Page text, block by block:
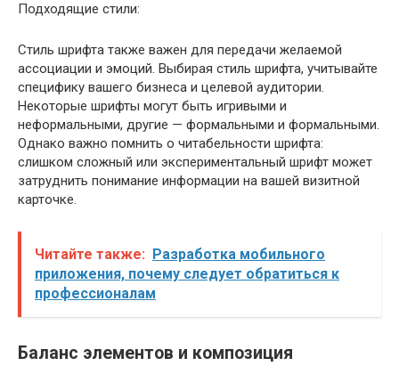
Подходящие стили:
Стиль шрифта также важен для передачи желаемой
ассоциации и эмоций. Выбирая стиль шрифта, учитывайте
специфику вашего бизнеса и целевой аудитории.
Некоторые шрифты могут быть игривыми и
неформальными, другие — формальными и формальными.
Однако важно помнить о читабельности шрифта:
слишком сложный или экспериментальный шрифт может
затруднить понимание информации на вашей визитной
карточке.
Читайте также:
Разработка мобильного
приложения, почему следует обратиться к
профессионалам
Баланс элементов и композиция